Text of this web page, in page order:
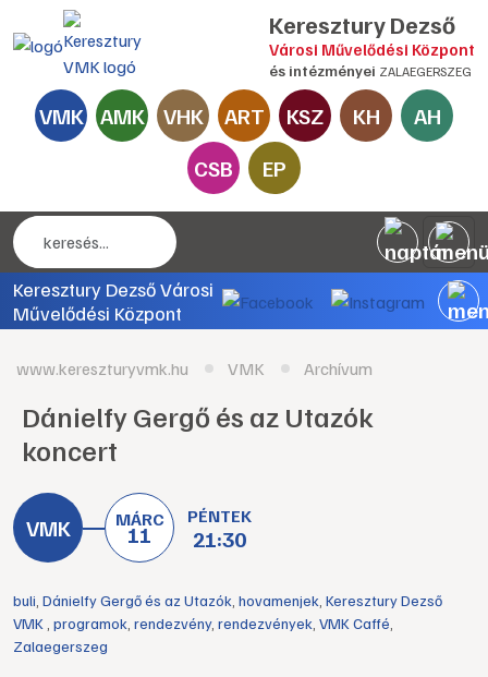
Keresztury Dezső
Városi Művelődési Központ
és intézményei ZALAEGERSZEG
VMK AMK VHK ART KSZ KH
AH
CSB
EP
Keresztury Dezső Városi
Művelődési Központ
www.kereszturyvmk.hu VMK Archívum
Dánielfy Gergő és az Utazók
koncert
MÁRC
11
PÉNTEK
21:30
buli Dánielfy Gergő és az Utazók hovamenjek Keresztury Dezső
VMK programok rendezvény, rendezvények VMK Caffé
Zalaegerszeg